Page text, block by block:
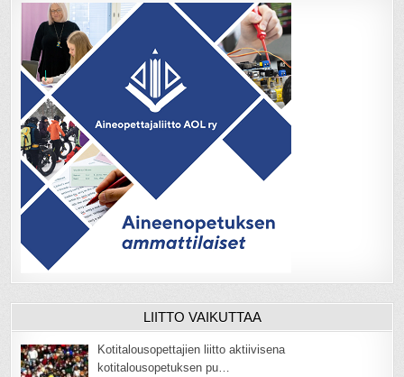
LIITTO VAIKUTTAA
Kotitalousopettajien liitto aktiivisena
kotitalousopetuksen pu…